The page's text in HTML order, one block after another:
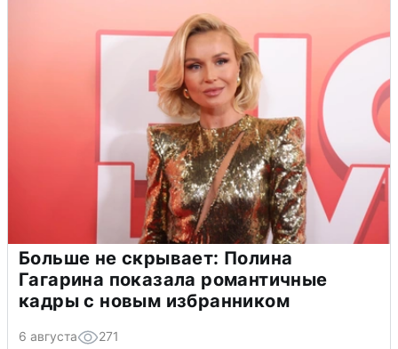
Больше не скрывает: Полина
Гагарина показала романтичные
кадры с новым избранником
6 августа 271